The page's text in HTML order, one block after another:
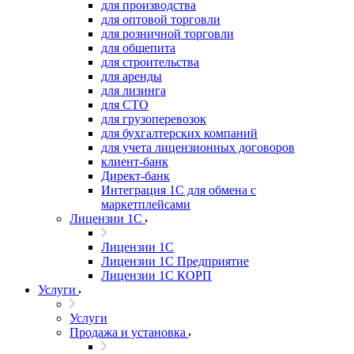
для производства
для оптовой торговли
для розничной торговли
для общепита
для строительства
для аренды
для лизинга
для СТО
для грузоперевозок
для бухгалтерских компаний
для учета лицензионных договоров
клиент-банк
Директ-банк
Интеграция 1C для обмена с
маркетплейсами
Лицензии 1С
Лицензии 1С
Лицензии 1С Предприятие
Лицензии 1С КОРП
Услуги
Услуги
Продажа и установка